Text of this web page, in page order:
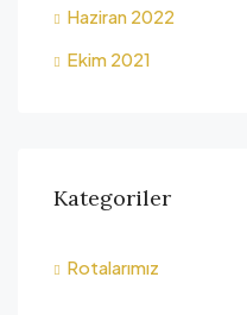
Haziran 2022
Ekim 2021
Kategoriler
Rotalarımız